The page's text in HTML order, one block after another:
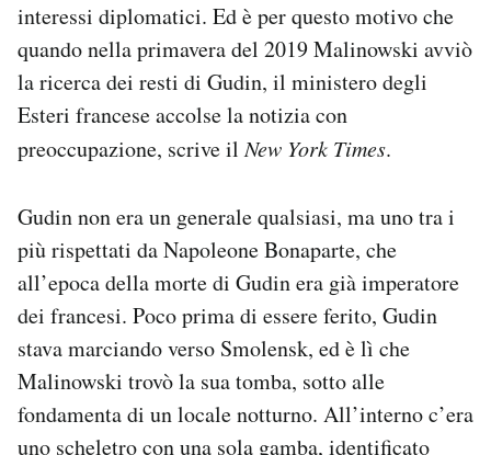
interessi diplomatici. Ed è per questo motivo che
quando nella primavera del 2019 Malinowski avviò
la ricerca dei resti di Gudin, il ministero degli
Esteri francese accolse la notizia con
preoccupazione, scrive ilNew York Times.
Gudin non era un generale qualsiasi, ma uno tra i
più rispettati da Napoleone Bonaparte, che
all’epoca della morte di Gudin era già imperatore
dei francesi. Poco prima di essere ferito, Gudin
stava marciando verso Smolensk, ed è lì che
Malinowski trovò la sua tomba, sotto alle
fondamenta di un locale notturno. All’interno c’era
uno scheletro con una sola gamba, identificato